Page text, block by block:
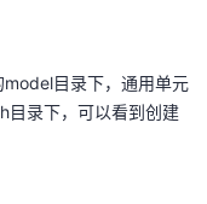
目录下，通用单元
录下，可以看到创建